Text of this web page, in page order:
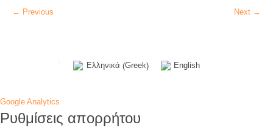
← Previous Next →
Ελληνικά (Greek) English
Google Analytics
Ρυθμίσεις απορρήτου